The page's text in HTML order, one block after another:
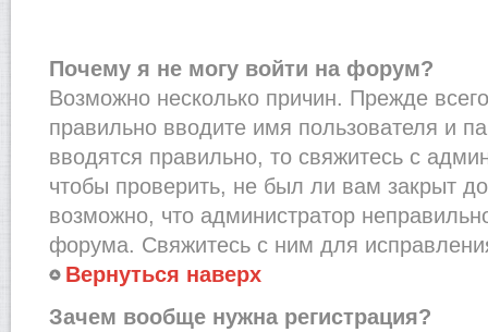
Почему я не могу войти на форум?
Возможно несколько причин. Прежде
правильно вводите имя пользователя и
вводятся правильно, то свяжитесь с
чтобы проверить, не был ли вам закрыт
возможно, что администратор
форума. Свяжитесь с ним для
Вернуться наверх
Зачем вообще нужна регистрация?